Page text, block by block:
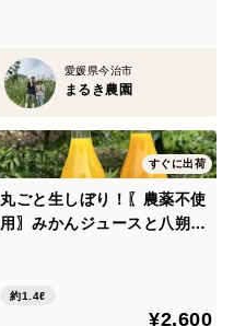
愛媛県今治市
まるき農園
すぐに出荷
丸ごと生しぼり！〖農薬不使
用〗みかんジュースと八朔ジ
約1.4ℓ
¥2,600